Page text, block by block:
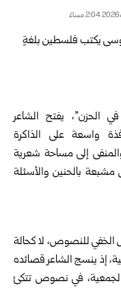
الحزن”، يفتح الشاعر
واسعة على الذاكرة
إلى مساحة شعرية
بالحنين والأسئلة
الخفي للنصوص، لا كحالة
إذ ينسج الشاعر قصائده
الجمعية، في نصوص تتكئ